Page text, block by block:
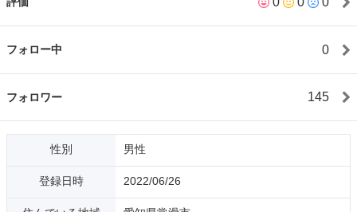
フォロー中 0
フォロワー 145
性別 男性
登録日時 2022/06/26